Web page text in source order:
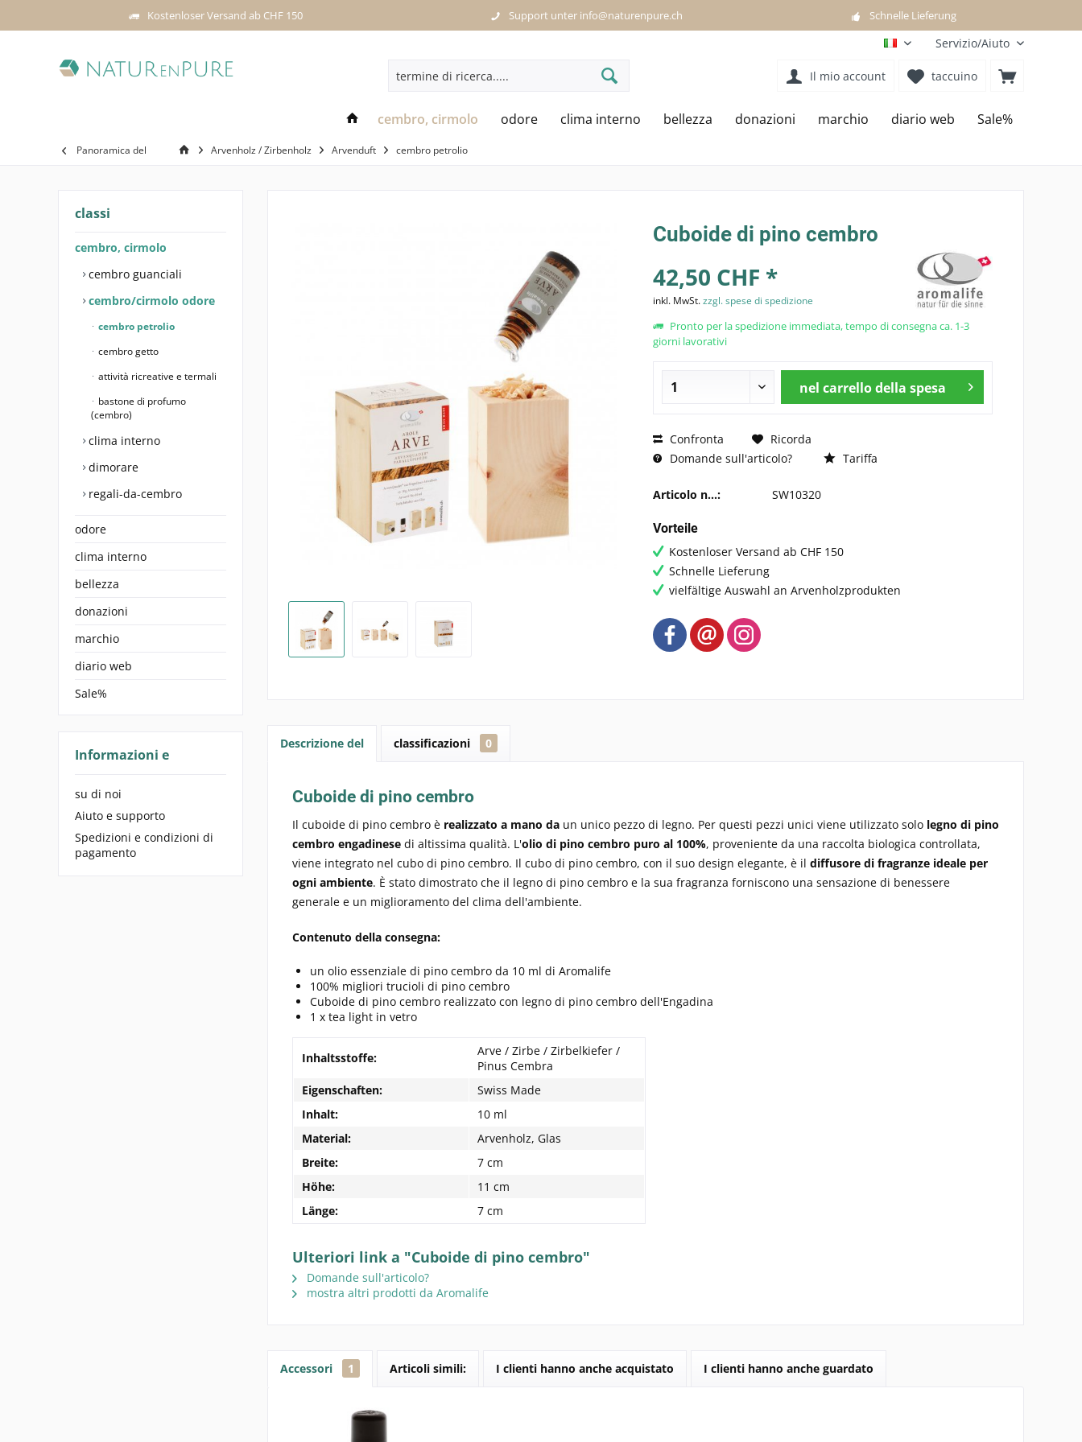
Kostenloser Versand ab CHF 150 Support unter info@naturenpure.ch Schnelle Lieferung
IT Servizio/Aiuto
taccuino
Il mio account
cembro, cirmolo odore clima interno bellezza donazioni marchio diario web Sale%
Panoramica del Arvenholz / Zirbenholz Arvenduft cembro petrolio
classi
cembro, cirmolo
cembro guanciali
cembro/cirmolo odore
cembro petrolio
cembro getto
attività ricreative e termali
bastone di profumo
(cembro)
clima interno
dimorare
regali-da-cembro
odore
clima interno
bellezza
donazioni
marchio
diario web
Sale%
Informazioni e
su di noi
Aiuto e supporto
Spedizioni e condizioni di
pagamento
Cuboide di pino cembro
42,50 CHF *
inkl. MwSt.zzgl. spese di spedizione
Pronto per la spedizione immediata, tempo di consegna ca. 1-3
giorni lavorativi
nel carrello della spesa
Confronta
Ricorda
Domande sull'articolo?
Tariffa
Articolo n...: SW10320
Vorteile
Kostenloser Versand ab CHF 150
Schnelle Lieferung
vielfältige Auswahl an Arvenholzprodukten
Descrizione del classificazioni 0
Cuboide di pino cembro
Il cuboide di pino cembro è realizzato a mano da un unico pezzo di legno. Per questi pezzi unici viene utilizzato solo legno di pino
cembro engadinese di altissima qualità. L'olio di pino cembro puro al 100%, proveniente da una raccolta biologica controllata,
viene integrato nel cubo di pino cembro. Il cubo di pino cembro, con il suo design elegante, è il diffusore di fragranze ideale per
ogni ambiente. È stato dimostrato che il legno di pino cembro e la sua fragranza forniscono una sensazione di benessere
generale e un miglioramento del clima dell'ambiente.
Contenuto della consegna:
un olio essenziale di pino cembro da 10 ml di Aromalife
100% migliori trucioli di pino cembro
Cuboide di pino cembro realizzato con legno di pino cembro dell'Engadina
1 x tea light in vetro
Inhaltsstoffe:
Arve / Zirbe / Zirbelkiefer /
Pinus Cembra
Eigenschaften:
Swiss Made
Inhalt:
10 ml
Material:
Arvenholz, Glas
Breite:
7 cm
Höhe:
11 cm
Länge:
7 cm
Ulteriori link a "Cuboide di pino cembro"
Domande sull'articolo?
mostra altri prodotti da Aromalife
Accessori 1 Articoli simili: I clienti hanno anche acquistato I clienti hanno anche guardato